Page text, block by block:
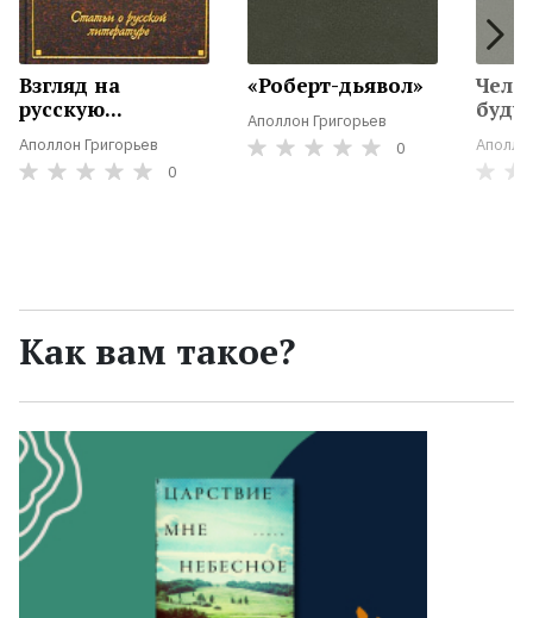
Взгляд на
русскую...
Аполлон Григорьев
0
«Роберт-дьявол»
Аполлон Григорьев
0
Как вам такое?